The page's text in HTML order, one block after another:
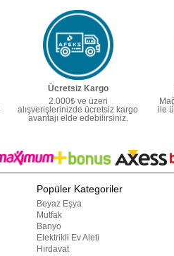
Ücretsiz Kargo
2.000₺ ve üzeri
alışverişlerinizde ücretsiz kargo
avantajı elde edebilirsiniz.
ile
Popüler Kategoriler
Beyaz Eşya
Mutfak
Banyo
Elektrikli Ev Aleti
Hırdavat